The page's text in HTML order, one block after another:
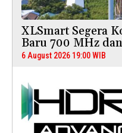
XLSmart Segera
Baru 700 MHz
6 August 2026 19:00 WIB